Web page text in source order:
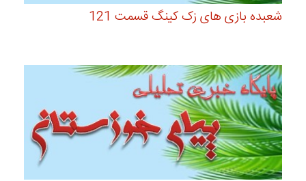
شعبده بازی های زک کینگ قسمت 121